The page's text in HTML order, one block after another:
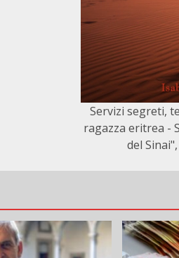
Servizi segreti,
ragazza eritrea -
del